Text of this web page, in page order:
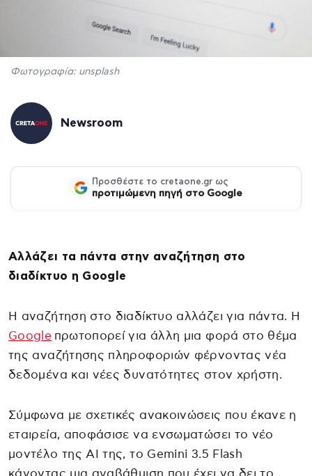
Φωτογραφία: unsplash
Newsroom
Προσθέστε το cretaone.gr ως
προτιμώμενη πηγή στο Google
Αλλάζει τα πάντα στην αναζήτηση στο
διαδίκτυο η Google
Η αναζήτηση στο διαδίκτυο αλλάζει για πάντα. Η
Google πρωτοπορεί για άλλη μια φορά στο θέμα
της αναζήτησης πληροφοριών φέρνοντας νέα
δεδομένα και νέες δυνατότητες στον χρήστη.
Σύμφωνα με σχετικές ανακοινώσεις που έκανε η
εταιρεία, αποφάσισε να ενσωματώσει το νέο
μοντέλο της AI της, το Gemini 3.5 Flash
κάνοντας μια αναβάθμιση που έχει να δει το